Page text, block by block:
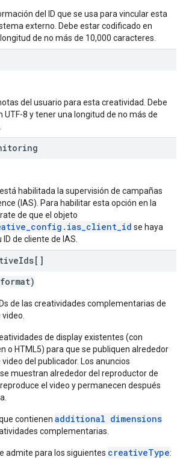
del ID que se usa para vincular esta
externo. Debe estar codificado en
de no más de 10,000 caracteres.
del usuario para esta creatividad. Debe
UTF-8 y tener una longitud de no más de
habilitada la supervisión de campañas
(IAS). Para habilitar esta opción en la
de que el objeto
se haya
de cliente de IAS.
Ids[]
format)
de las creatividades complementarias de
de display existentes (con
o HTML5) para que se publiquen alrededor
del publicador. Los anuncios
muestran alrededor del reproductor de
el video y permanecen después
contienen additional dimensions
complementarias.
admite para los siguientes creativeType: